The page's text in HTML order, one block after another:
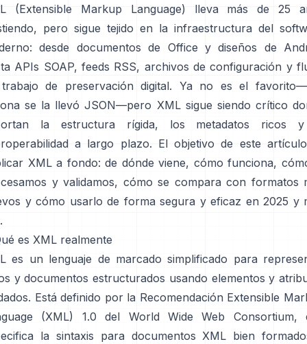
(Extensible Markup Language) lleva más de 25
pero sigue tejido en la infraestructura del
desde documentos de Office y diseños de
APIs SOAP, feeds RSS, archivos de configuración y
de preservación digital. Ya no es el
se la llevó JSON—pero XML sigue siendo crítico
la estructura rígida, los metadatos ricos
a largo plazo. El objetivo de este
XML a fondo: de dónde viene, cómo funciona,
y validamos, cómo se compara con formatos
y cómo usarlo de forma segura y eficaz en 2025 y
es XML realmente
es un lenguaje de marcado simplificado para
y documentos estructurados usando elementos y
Está definido por la Recomendación Extensible
(XML) 1.0
del World Wide Web Consortium,
la sintaxis para documentos XML bien